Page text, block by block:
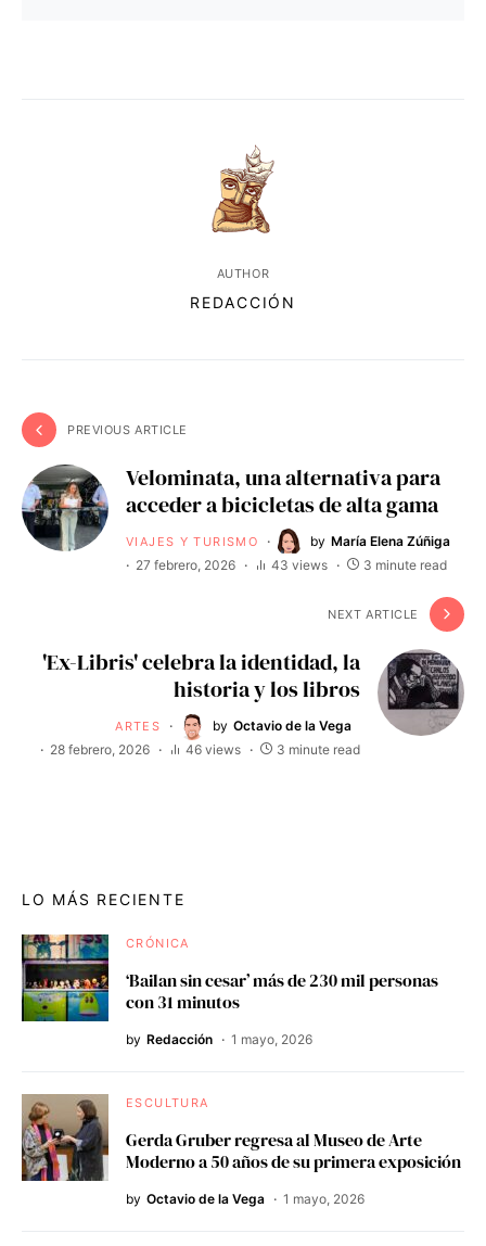
AUTHOR
REDACCIÓN
PREVIOUS ARTICLE
Velominata, una alternativa para
acceder a bicicletas de alta gama
VIAJES Y TURISMO by María Elena Zúñiga
27 febrero, 2026
43 views 3 minute read
NEXT ARTICLE
'Ex-Libris' celebra la identidad, la
historia y los libros
ARTES by Octavio de la Vega
28 febrero, 2026
46 views 3 minute read
LO MÁS RECIENTE
CRÓNICA
‘Bailan sin cesar’ más de 230 mil personas
con 31 minutos
by Redacción 1 mayo, 2026
ESCULTURA
Gerda Gruber regresa al Museo de Arte
Moderno a 50 años de su primera exposición
by Octavio de la Vega 1 mayo, 2026